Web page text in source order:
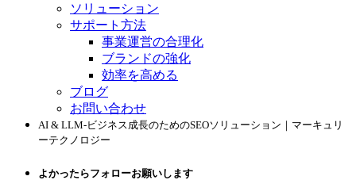
ソリューション
サポート方法
事業運営の合理化
ブランドの強化
効率を高める
ブログ
お問い合わせ
AI & LLM-ビジネス成長のためのSEOソリューション｜マーキュリ
ーテクノロジー
よかったらフォローお願いします